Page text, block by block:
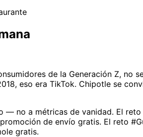
de la Generación Z, no
eso era TikTok. Chipotle se
no a métricas de vanidad. El
de envío gratis. El reto
gratis.